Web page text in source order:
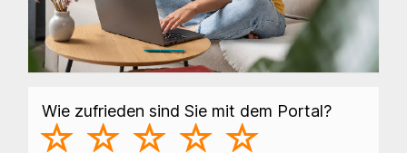
Wie zufrieden sind Sie mit dem Portal?
( ( ( ( (